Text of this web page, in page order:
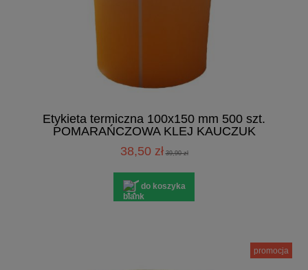
Etykieta termiczna 100x150 mm 500 szt.
POMARAŃCZOWA KLEJ KAUCZUK
PERFORACJA
38,50 zł 39,90 zł
do koszyka
promocja